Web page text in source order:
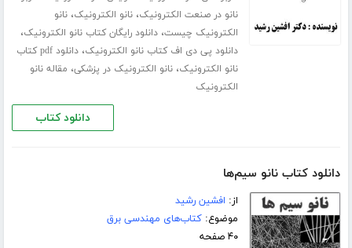
نانو در صنعت الکترونیک،نانو الکترونیک،نانو
الکترونیک چیست،دانلود رایگان کتاب نانو الکترونیک،
دانلود پی دی اف کتاب نانو الکترونیک،
دانلود pdf کتاب
نانو الکترونیک،نانو الکترونیک در پزشکی، مقاله نانو
الکترونیک
دانلود کتاب
دانلود کتاب نانو سیم‌ها
از: افشین رشید
موضوع:کتاب‌های مهندسی برق
۴۰ صفحه